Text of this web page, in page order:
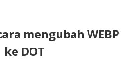
mengubah WEBP
ke DOT